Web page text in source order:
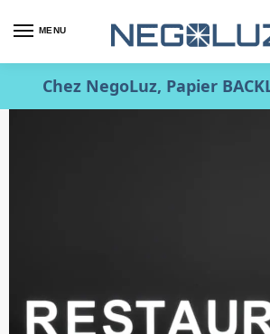
MENU
Chez NegoLuz, Papier